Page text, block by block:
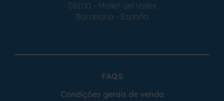
08100 - Mollet del Vallés
Barcelona - España
FAQS
Condições gerais de venda